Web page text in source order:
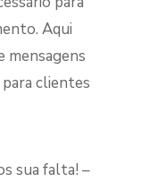
Aqui
mensagens
clientes
sua falta! –